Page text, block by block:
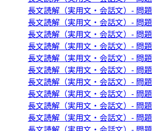
長文読解（実用文・会話文）- 問
長文読解（実用文・会話文）- 問
長文読解（実用文・会話文）- 問
長文読解（実用文・会話文）- 問
長文読解（実用文・会話文）- 問
長文読解（実用文・会話文）- 問
長文読解（実用文・会話文）- 問
長文読解（実用文・会話文）- 問
長文読解（実用文・会話文）- 問
長文読解（実用文・会話文）- 問